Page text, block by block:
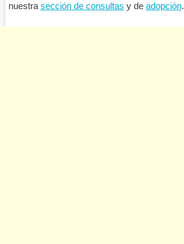
nuestra sección de consultas y de adopción.